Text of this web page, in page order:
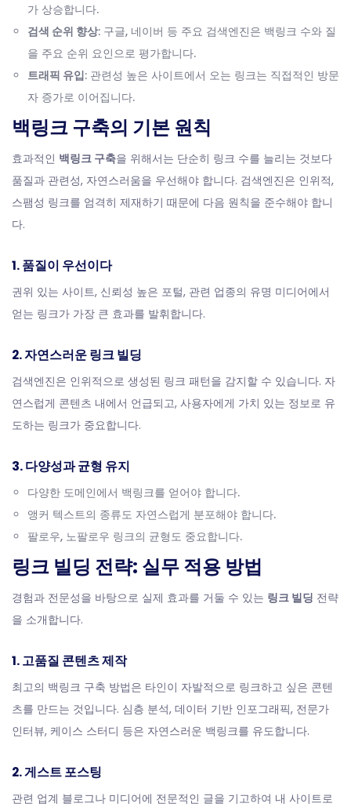
가 상승합니다.
검색 순위 향상: 구글, 네이버 등 주요 검색엔진은 백링크 수와 질
을 주요 순위 요인으로 평가합니다.
트래픽 유입: 관련성 높은 사이트에서 오는 링크는 직접적인 방문
자 증가로 이어집니다.
백링크 구축의 기본 원칙
효과적인 백링크 구축을 위해서는 단순히 링크 수를 늘리는 것보다
품질과 관련성, 자연스러움을 우선해야 합니다. 검색엔진은 인위적,
스팸성 링크를 엄격히 제재하기 때문에 다음 원칙을 준수해야 합니
다.
1. 품질이 우선이다
권위 있는 사이트, 신뢰성 높은 포털, 관련 업종의 유명 미디어에서
얻는 링크가 가장 큰 효과를 발휘합니다.
2. 자연스러운 링크 빌딩
검색엔진은 인위적으로 생성된 링크 패턴을 감지할 수 있습니다. 자
연스럽게 콘텐츠 내에서 언급되고, 사용자에게 가치 있는 정보로 유
도하는 링크가 중요합니다.
3. 다양성과 균형 유지
다양한 도메인에서 백링크를 얻어야 합니다.
앵커 텍스트의 종류도 자연스럽게 분포해야 합니다.
팔로우, 노팔로우 링크의 균형도 중요합니다.
링크 빌딩 전략: 실무 적용 방법
경험과 전문성을 바탕으로 실제 효과를 거둘 수 있는 링크 빌딩 전략
을 소개합니다.
1. 고품질 콘텐츠 제작
최고의 백링크 구축 방법은 타인이 자발적으로 링크하고 싶은 콘텐
츠를 만드는 것입니다. 심층 분석, 데이터 기반 인포그래픽, 전문가
인터뷰, 케이스 스터디 등은 자연스러운 백링크를 유도합니다.
2. 게스트 포스팅
관련 업계 블로그나 미디어에 전문적인 글을 기고하여 내 사이트로